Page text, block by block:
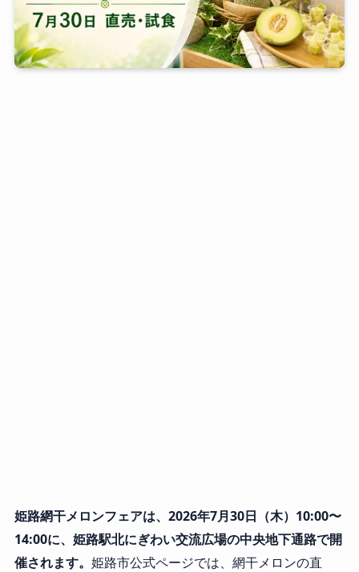
姫路網干メロンフェアは、2026年7月30日（木）10:00〜
14:00に、姫路駅北にぎわい交流広場の中央地下通路で開
催されます。 姫路市公式ページでは、網干メロンの直